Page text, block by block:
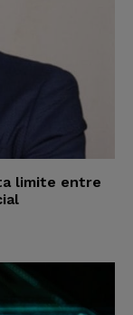
limite entre